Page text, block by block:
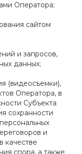
Оператора;
сайтом
и запросов,
данных;
(видеосъемки),
Оператора, в
Субъекта
сохранности
и
качестве
спора, а также